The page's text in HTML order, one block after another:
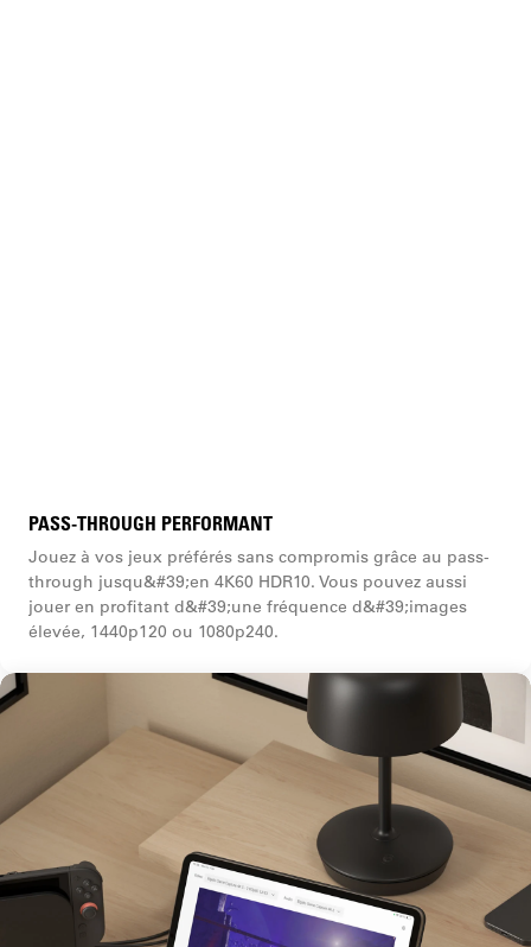
PASS-THROUGH PERFORMANT
Jouez à vos jeux préférés sans compromis grâce au pass-
through jusqu&#39;en 4K60 HDR10. Vous pouvez aussi
jouer en profitant d&#39;une fréquence d&#39;images
élevée, 1440p120 ou 1080p240.